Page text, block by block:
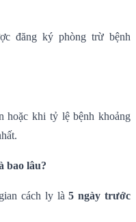
đăng ký phòng trừ bệnh
hoặc khi tỷ lệ bệnh khoảng
bao lâu?
cách ly là5 ngày trước